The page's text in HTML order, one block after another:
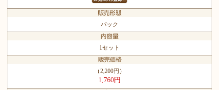
パック
1セット
（2,200円）
1,760円